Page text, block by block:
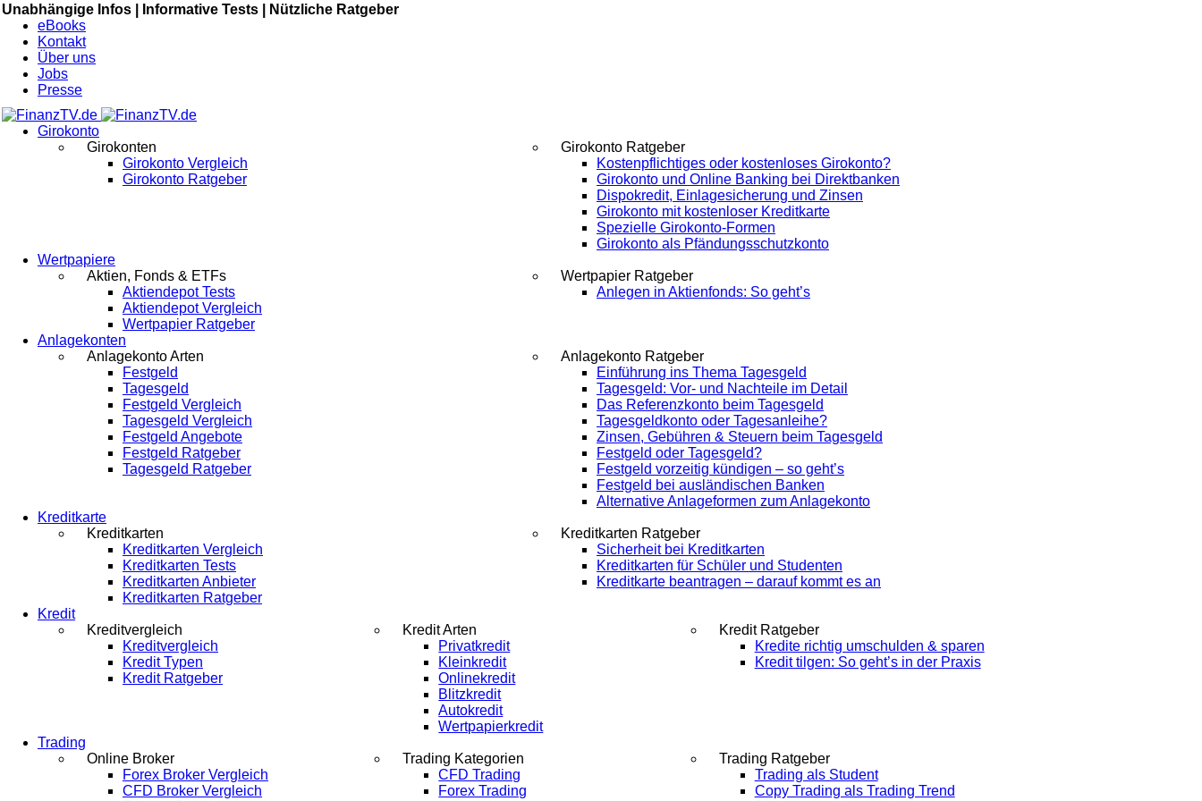
Unabhängige Infos | Informative Tests |
Nützliche Ratgeber
eBooks
Kontakt
Über uns
Jobs
Presse
Girokonto
Girokonten
Girokonto Vergleich
Girokonto Ratgeber
Girokonto Ratgeber
Kostenpflichtiges oder kostenloses Girokonto?
Girokonto und Online Banking bei Direktbanken
Dispokredit, Einlagesicherung und Zinsen
Girokonto mit kostenloser Kreditkarte
Spezielle Girokonto-Formen
Girokonto als Pfändungsschutzkonto
Wertpapiere
Aktien, Fonds & ETFs
Aktiendepot Tests
Aktiendepot Vergleich
Wertpapier Ratgeber
Wertpapier Ratgeber
Anlegen in Aktienfonds: So geht’s
Anlagekonten
Anlagekonto Arten
Festgeld
Tagesgeld
Festgeld Vergleich
Tagesgeld Vergleich
Festgeld Angebote
Festgeld Ratgeber
Tagesgeld Ratgeber
Anlagekonto Ratgeber
Einführung ins Thema Tagesgeld
Tagesgeld: Vor- und Nachteile im Detail
Das Referenzkonto beim Tagesgeld
Tagesgeldkonto oder Tagesanleihe?
Zinsen, Gebühren & Steuern beim Tagesgeld
Festgeld oder Tagesgeld?
Festgeld vorzeitig kündigen – so geht’s
Festgeld bei ausländischen Banken
Alternative Anlageformen zum Anlagekonto
Kreditkarte
Kreditkarten
Kreditkarten Vergleich
Kreditkarten Tests
Kreditkarten Anbieter
Kreditkarten Ratgeber
Kreditkarten Ratgeber
Sicherheit bei Kreditkarten
Kreditkarten für Schüler und Studenten
Kreditkarte beantragen – darauf kommt es an
Kredit
Kreditvergleich
Kreditvergleich
Kredit Typen
Kredit Ratgeber
Kredit Arten
Privatkredit
Kleinkredit
Onlinekredit
Blitzkredit
Autokredit
Wertpapierkredit
Kredit Ratgeber
Kredite richtig umschulden & sparen
Kredit tilgen: So geht’s in der Praxis
Trading
Online Broker
Forex Broker Vergleich
CFD Broker Vergleich
Trading Kategorien
CFD Trading
Forex Trading
Trading Ratgeber
Trading als Student
Copy Trading als Trading Trend